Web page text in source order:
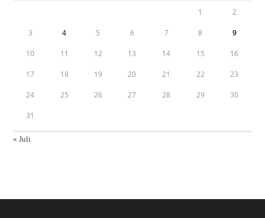
1 2
3 4 5 6 7 8 9
10 11 12 13 14 15 16
17 18 19 20 21 22 23
24 25 26 27 28 29 30
31
« Juli